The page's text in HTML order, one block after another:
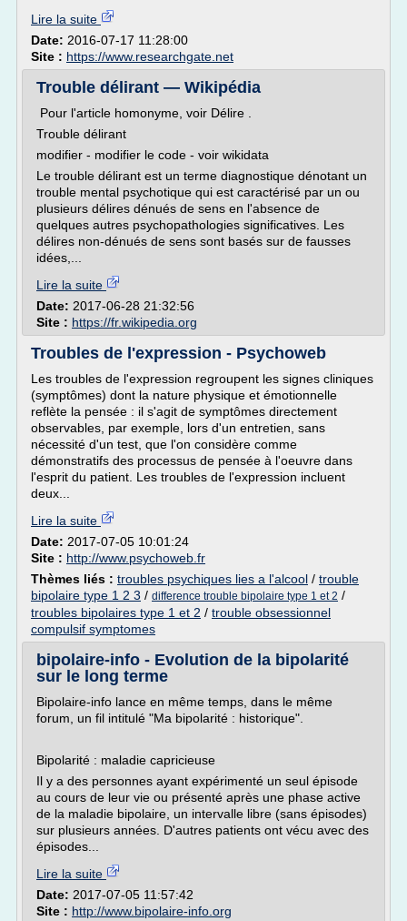
Lire la suite
Date: 2016-07-17 11:28:00
Site : https://www.researchgate.net
Trouble délirant — Wikipédia
Pour l'article homonyme, voir Délire .
Trouble délirant
modifier - modifier le code - voir wikidata
Le trouble délirant est un terme diagnostique dénotant un
trouble mental psychotique qui est caractérisé par un ou
plusieurs délires dénués de sens en l'absence de
quelques autres psychopathologies significatives. Les
délires non-dénués de sens sont basés sur de fausses
idées,...
Lire la suite
Date: 2017-06-28 21:32:56
Site : https://fr.wikipedia.org
Troubles de l'expression - Psychoweb
Les troubles de l'expression regroupent les signes cliniques
(symptômes) dont la nature physique et émotionnelle
reflète la pensée : il s'agit de symptômes directement
observables, par exemple, lors d'un entretien, sans
nécessité d'un test, que l'on considère comme
démonstratifs des processus de pensée à l'oeuvre dans
l'esprit du patient. Les troubles de l'expression incluent
deux...
Lire la suite
Date: 2017-07-05 10:01:24
Site : http://www.psychoweb.fr
Thèmes liés : troubles psychiques lies a l'alcool / trouble
bipolaire type 1 2 3 / difference trouble bipolaire type 1 et 2 /
troubles bipolaires type 1 et 2 / trouble obsessionnel
compulsif symptomes
bipolaire-info - Evolution de la bipolarité
sur le long terme
Bipolaire-info lance en même temps, dans le même
forum, un fil intitulé "Ma bipolarité : historique".
Bipolarité : maladie capricieuse
Il y a des personnes ayant expérimenté un seul épisode
au cours de leur vie ou présenté après une phase active
de la maladie bipolaire, un intervalle libre (sans épisodes)
sur plusieurs années. D'autres patients ont vécu avec des
épisodes...
Lire la suite
Date: 2017-07-05 11:57:42
Site : http://www.bipolaire-info.org